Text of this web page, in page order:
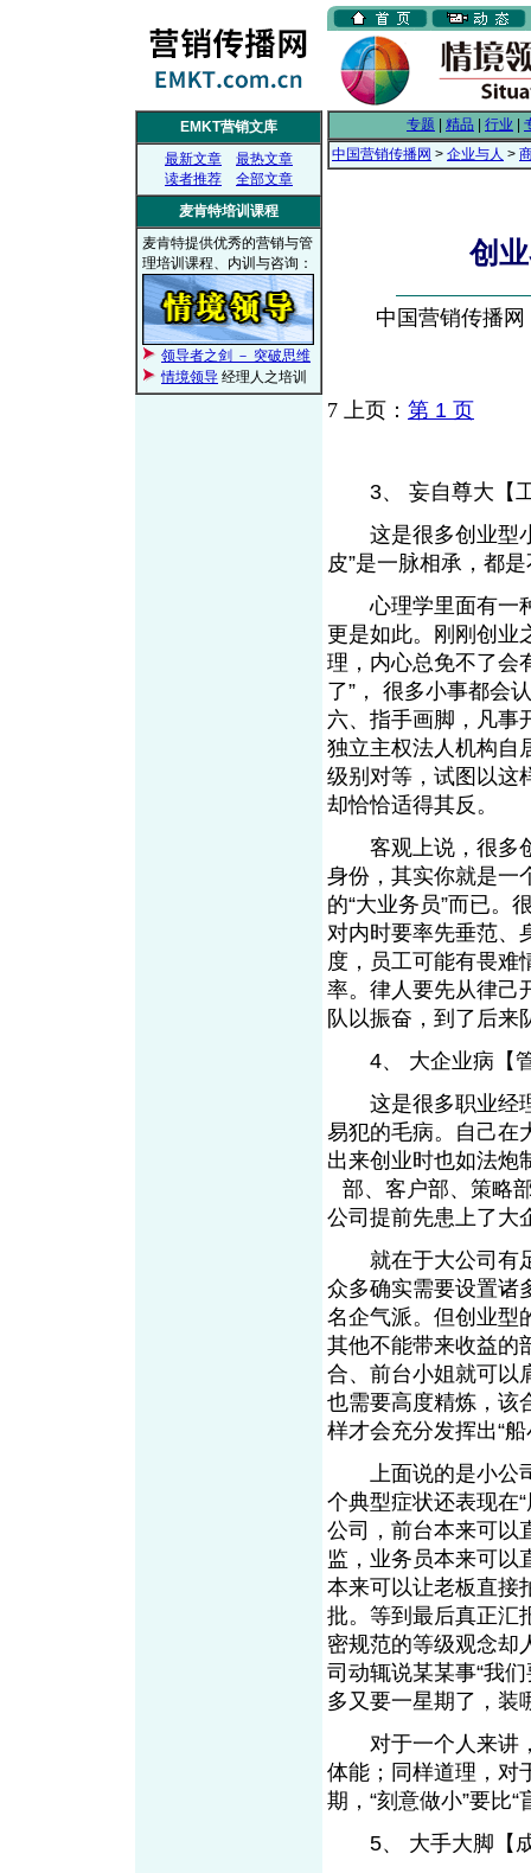
EMKT营销文库
最新文章
最热文章
读者推荐
全部文章
麦肯特培训课程
麦肯特提供优秀的营销与管
理培训课程、内训与咨询：
领导者之剑 － 突破思维
情境领导 经理人之培训
专题 精品 行业
中国营销传播网 > 企业与人 >
创
中国营销传播
7 上页： 第 1 页
3、 妄自尊大【工
这是很多创业型小
皮”是一脉相承，都
心理学里面有一种
更是如此。刚刚创业
理，内心总免不了会
了”， 很多小事都会
六、指手画脚，凡事
独立主权法人机构自
级别对等，试图以这
却恰恰适得其反。
客观上说，很多创
身份，其实你就是一
的“大业务员”而已。
对内时要率先垂范、
度，员工可能有畏难
率。律人要先从律己
队以振奋，到了后
4、 大企业病【管
这是很多职业经理
易犯的毛病。自己在
出来创业时也如法炮
部、客户部、策略
公司提前先患上了大
就在于大公司有足
众多确实需要设置诸
名企气派。但创业型
其他不能带来收益的
合、前台小姐就可以
也需要高度精炼，该
样才会充分发挥出“
上面说的是小公司
个典型症状还表现在
公司，前台本来可以
监，业务员本来可以
本来可以让老板直接
批。等到最后真正汇
密规范的等级观念却
司动辄说某某事“我
多又要一星期了，装
对于一个人来讲，
体能；同样道理，对
期，“刻意做小”要
5、 大手大脚【成